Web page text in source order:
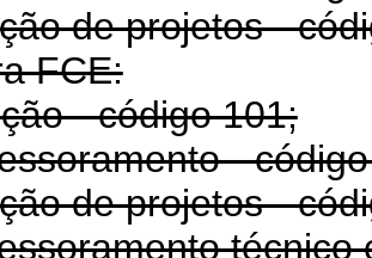
de projetos -
FCE:
- código 101;
-
de projetos -
técnico